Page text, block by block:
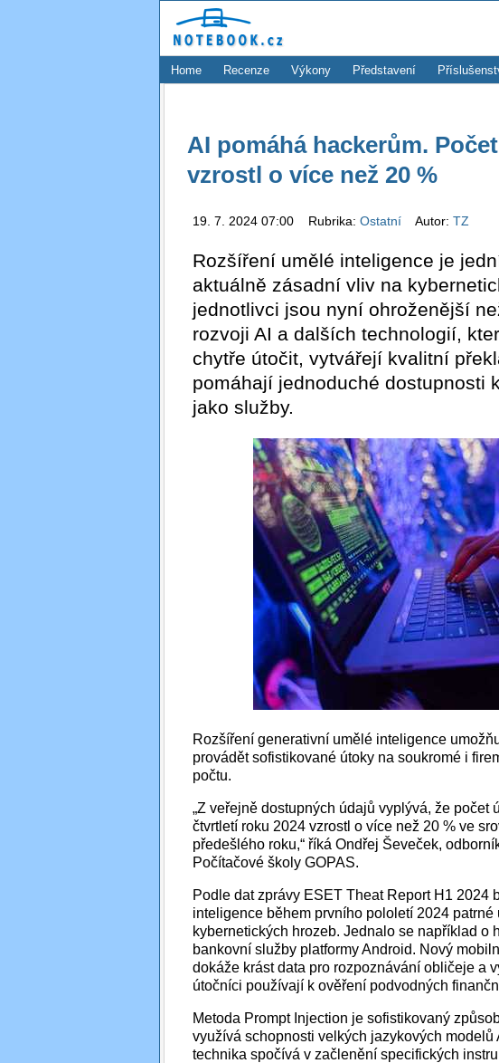
Home Recenze Výkony Představení
AI pomáhá hackerům.
vzrostl o více než 20 %
19. 7. 2024 07:00 Rubrika: Ostatní Autor: TZ
Rozšíření umělé inteligence je
aktuálně zásadní vliv na
jednotlivci jsou nyní ohroženější
rozvoji AI a dalších technologií,
chytře útočit, vytvářejí kvalitní
pomáhají jednoduché dostupnosti
jako služby.
Rozšíření generativní umělé inteligence
provádět sofistikované útoky na soukromé i
počtu.
„Z veřejně dostupných údajů vyplývá, že počet
čtvrtletí roku 2024 vzrostl o více než 20 % ve
předešlého roku,“ říká Ondřej Ševeček,
Počítačové školy GOPAS.
Podle dat zprávy ESET Theat Report H1 2024
inteligence během prvního pololetí 2024 patrné
kybernetických hrozeb. Jednalo se například o
bankovní služby platformy Android. Nový
dokáže krást data pro rozpoznávání obličeje a
útočníci používají k ověření podvodných
Metoda Prompt Injection je sofistikovaný
využívá schopnosti velkých jazykových modelů
technika spočívá v začlenění specifických